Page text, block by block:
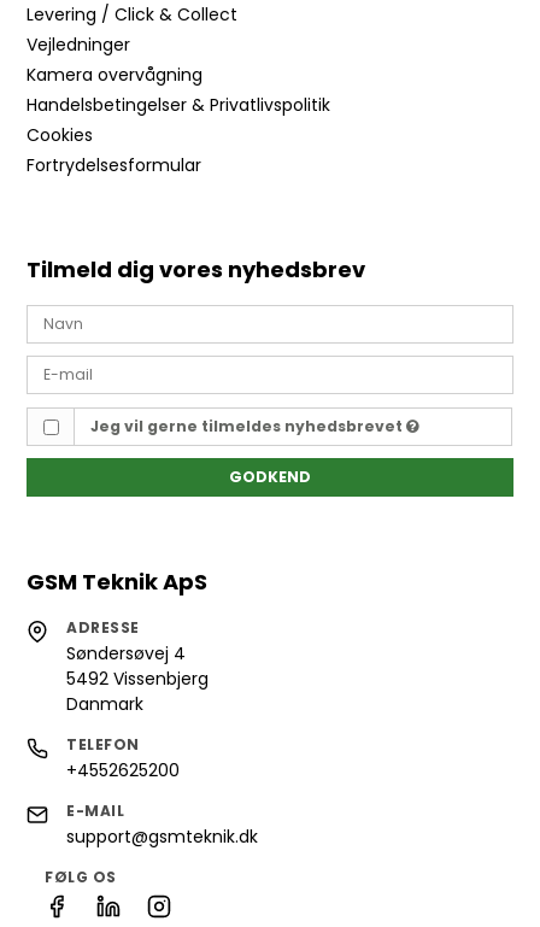
Levering / Click & Collect
Vejledninger
Kamera overvågning
Handelsbetingelser & Privatlivspolitik
Cookies
Fortrydelsesformular
Tilmeld dig vores nyhedsbrev
Jeg vil gerne tilmeldes nyhedsbrevet
GODKEND
GSM Teknik ApS
ADRESSE
Søndersøvej 4
5492 Vissenbjerg
Danmark
TELEFON
+4552625200
E-MAIL
support@gsmteknik.dk
FØLG OS